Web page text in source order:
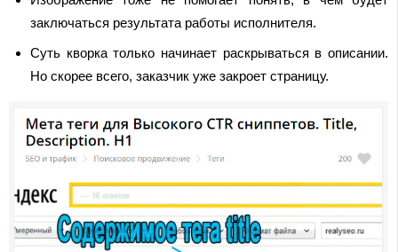
заключаться результата работы исполнителя.
Суть кворка только начинает раскрываться в описании.
Но скорее всего, заказчик уже закроет страницу.